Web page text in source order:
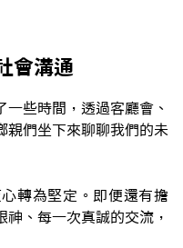
會溝通
些時間，透過客廳會、
親們坐下來聊聊我們的未
轉為堅定。即便還有擔
、每一次真誠的交流，